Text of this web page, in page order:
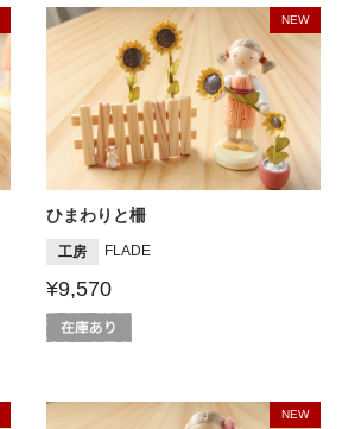
NEW
ひまわりと柵
工房 FLADE
¥9,570
NEW